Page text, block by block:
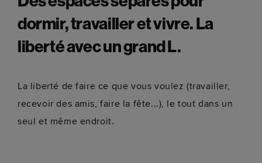
dormir, travailler et vivre. La
liberté avec un grand L.
La liberté de faire ce que vous voulez (travailler,
recevoir des amis, faire la fête...), le tout dans un
seul et même endroit.